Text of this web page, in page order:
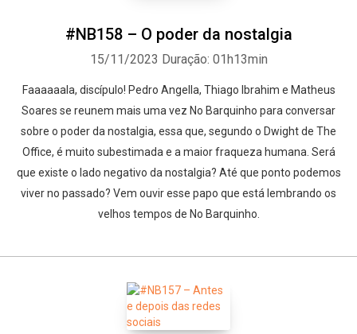
#NB158 – O poder da nostalgia
15/11/2023 Duração: 01h13min
Faaaaaala, discípulo! Pedro Angella, Thiago Ibrahim e Matheus
Soares se reunem mais uma vez No Barquinho para conversar
sobre o poder da nostalgia, essa que, segundo o Dwight de The
Office, é muito subestimada e a maior fraqueza humana. Será
que existe o lado negativo da nostalgia? Até que ponto podemos
viver no passado? Vem ouvir esse papo que está lembrando os
velhos tempos de No Barquinho.